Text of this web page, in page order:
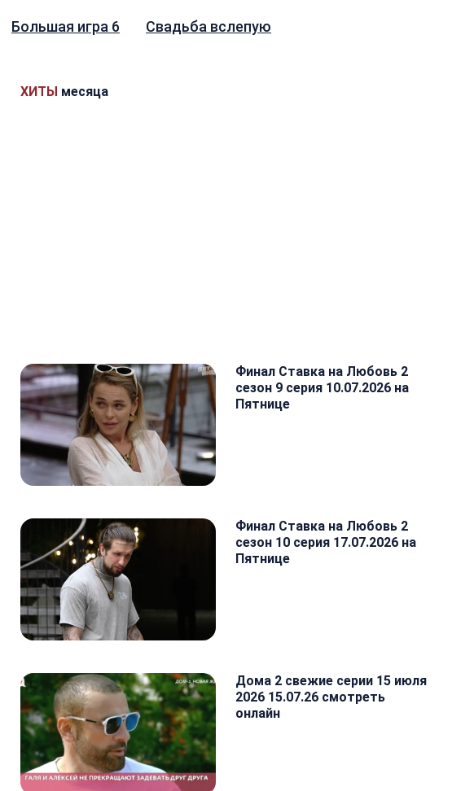
Большая игра 6 Свадьба вслепую
ХИТЫ месяца
Финал Ставка на Любовь 2
сезон 9 серия 10.07.2026 на
Пятнице
Финал Ставка на Любовь 2
сезон 10 серия 17.07.2026 на
Пятнице
Дома 2 свежие серии 15 июля
2026 15.07.26 смотреть
онлайн